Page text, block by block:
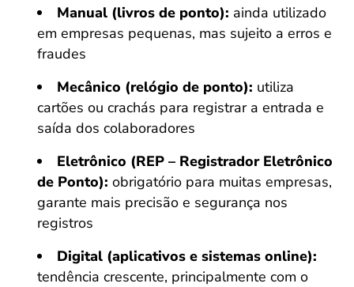
Manual (livros de ponto): ainda utilizado
em empresas pequenas, mas sujeito a erros e
fraudes
Mecânico (relógio de ponto): utiliza
cartões ou crachás para registrar a entrada e
saída dos colaboradores
Eletrônico (REP – Registrador Eletrônico
de Ponto): obrigatório para muitas empresas,
garante mais precisão e segurança nos
registros
Digital (aplicativos e sistemas online):
tendência crescente, principalmente com o